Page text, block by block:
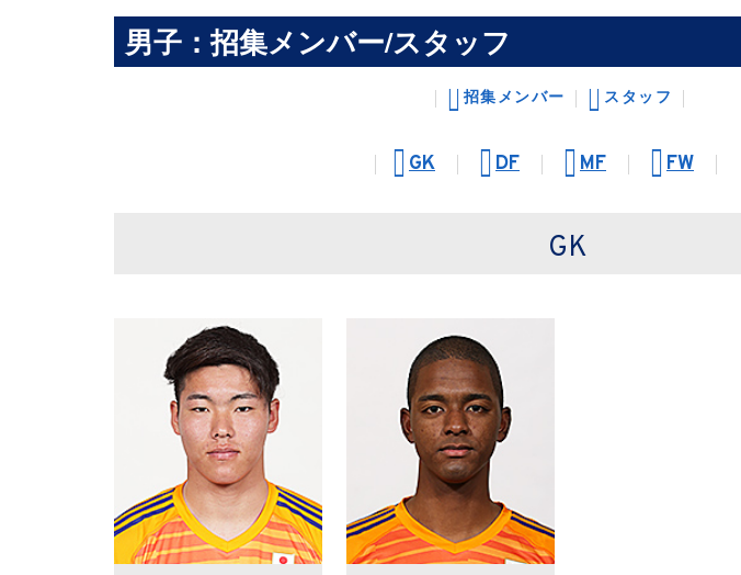
男子：招集メンバー/スタッフ
招集メンバー スタッフ
GK DF MF FW
GK